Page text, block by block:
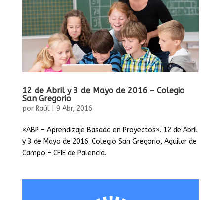
12 de Abril y 3 de Mayo de 2016 – Colegio
San Gregorio
por Raúl| 9 Abr, 2016
«ABP – Aprendizaje Basado en Proyectos». 12 de Abril
y 3 de Mayo de 2016. Colegio San Gregorio, Aguilar de
Campo – CFIE de Palencia.